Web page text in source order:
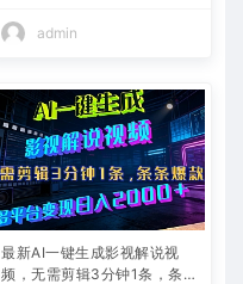
admin
最新AI一键生成影视解说视
频，无需剪辑3分钟1条，条条